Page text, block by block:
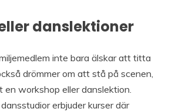
danslektioner
inte bara älskar att titta
drömmer om att stå på scenen,
workshop eller danslektion.
erbjuder kurser där